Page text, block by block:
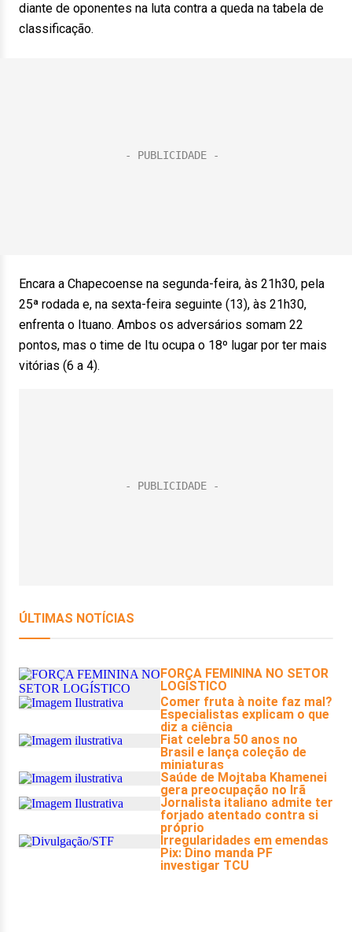
diante de oponentes na luta contra a queda na tabela de
classificação.
Encara a Chapecoense na segunda-feira, às 21h30, pela
25ª rodada e, na sexta-feira seguinte (13), às 21h30,
enfrenta o Ituano. Ambos os adversários somam 22
pontos, mas o time de Itu ocupa o 18º lugar por ter mais
vitórias (6 a 4).